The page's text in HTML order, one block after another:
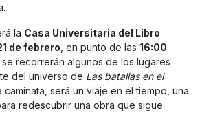
la Casa Universitaria del Libro
de febrero, en punto de las 16:00
recorrerán algunos de los lugares
del universo de Las batallas en el
caminata, será un viaje en el tiempo, una
redescubrir una obra que sigue